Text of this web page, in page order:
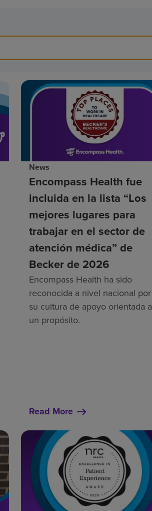
News
Encompass Health fue
incluida en la lista “Los
mejores lugares para
trabajar en el sector de
atención médica” de
Becker de 2026
Encompass Health ha sido
reconocida a nivel nacional por
su cultura de apoyo orientada a
un propósito.
Read More